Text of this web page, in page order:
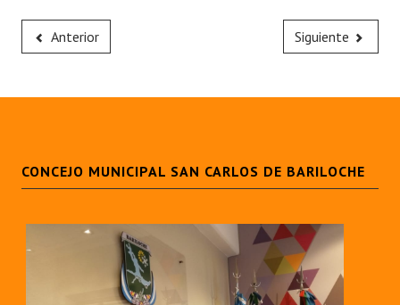
Anterior Siguiente
CONCEJO MUNICIPAL SAN CARLOS DE BARILOCHE